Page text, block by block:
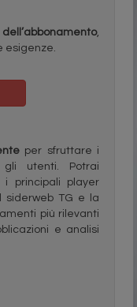
,
esigenze.
per sfruttare i
utenti. Potrai
principali player
siderweb TG e la
più rilevanti
e analisi